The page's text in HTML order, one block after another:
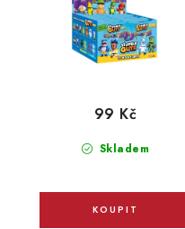
Skladem
99 Kč